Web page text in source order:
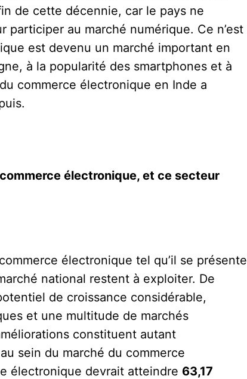
de cette décennie, car le pays ne
participer au marché numérique. Ce n’est
est devenu un marché important en
à la popularité des smartphones et à
commerce électronique en Inde a
électronique, et ce secteur
électronique tel qu’il se présente
national restent à exploiter. De
de croissance considérable,
et une multitude de marchés
constituent autant
sein du marché du commerce
électronique devrait atteindre 63,17